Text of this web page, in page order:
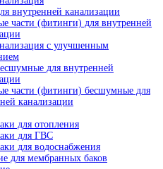
внутренней канализации
части (фитинги) для внутренней
с улучшенным
для внутренней
части (фитинги) бесшумные для
канализации
для отопления
для ГВС
для водоснабжения
для мембранных баков